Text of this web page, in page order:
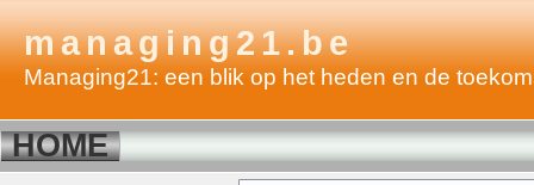
managing21.be
Managing21: een blik op het heden en de
HOME